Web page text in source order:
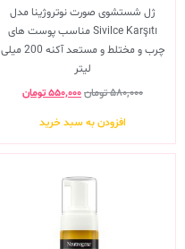
ژل شستشوی صورت نوتروژینا مدل
Sivilce Karşıtı مناسب پوست های
چرب و مختلط و مستعد آکنه 200 میلی
لیتر
۵۸۰,۰۰۰تومان۵۵۰,۰۰۰تومان
افزودن به سبد خرید